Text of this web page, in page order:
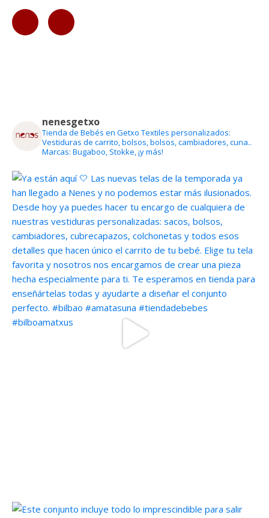
nenesgetxo
Tienda de Bebés en Getxo Textiles personalizados:
Vestiduras de carrito, bolsos, bolsos, cambiadores, cuna..
Marcas: Bugaboo, Stokke, ¡y más!